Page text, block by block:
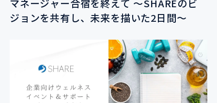
マネージャー合宿を終えて 〜SHAREのビ
ジョンを共有し、未来を描いた2日間〜